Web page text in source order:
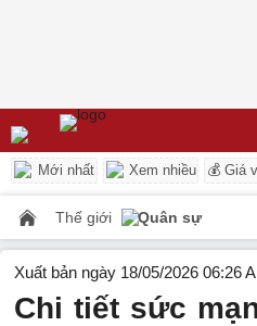
Mới nhất Xem nhiều 💰 Giá
Thế giới Quân sự
Xuất bản ngày 18/05/2026 06:26
Chi tiết sức